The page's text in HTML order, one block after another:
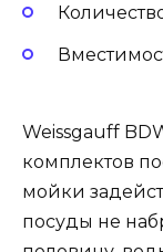
Weissgauff
комплектов
мойки
посуды не